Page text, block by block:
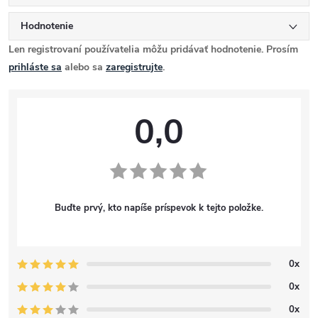
Hodnotenie
Len registrovaní používatelia môžu pridávať hodnotenie. Prosím
prihláste sa alebo sa zaregistrujte.
0,0
Buďte prvý, kto napíše príspevok k tejto položke.
0x
0x
0x